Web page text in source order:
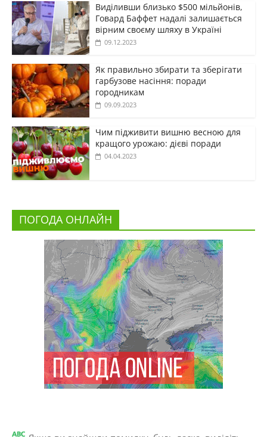
Виділивши близько $500 мільйонів,
Говард Баффет надалі залишається
вірним своєму шляху в Україні
09.12.2023
Як правильно збирати та зберігати
гарбузове насіння: поради
городникам
09.09.2023
Чим підживити вишню весною для
кращого урожаю: дієві поради
04.04.2023
ПОГОДА ОНЛАЙН